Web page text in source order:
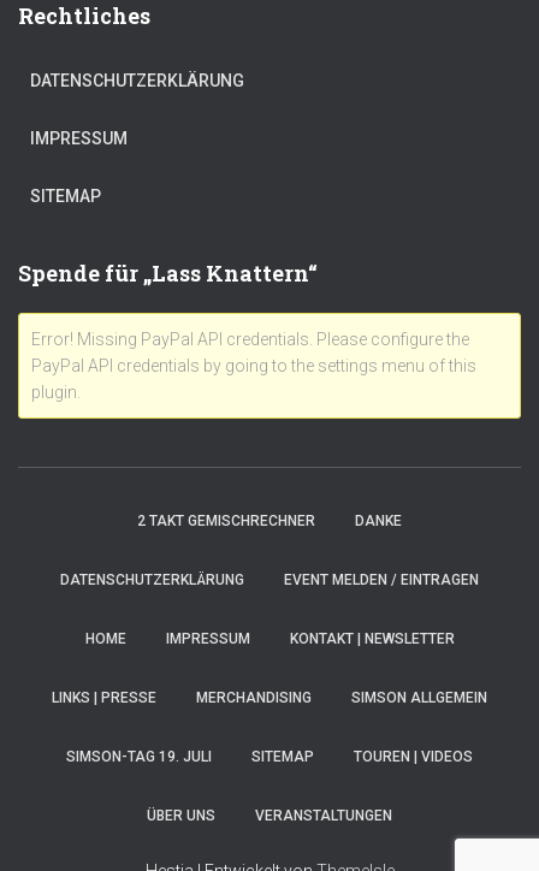
Rechtliches
DATENSCHUTZERKLÄRUNG
IMPRESSUM
SITEMAP
Spende für „Lass Knattern“
Error! Missing PayPal API credentials. Please configure the
PayPal API credentials by going to the settings menu of this
plugin.
2 TAKT GEMISCHRECHNER DANKE
DATENSCHUTZERKLÄRUNG EVENT MELDEN / EINTRAGEN
HOME IMPRESSUM KONTAKT | NEWSLETTER
LINKS | PRESSE MERCHANDISING SIMSON ALLGEMEIN
SIMSON-TAG 19. JULI SITEMAP TOUREN | VIDEOS
ÜBER UNS VERANSTALTUNGEN